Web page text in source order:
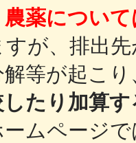
農薬につい
すが、排出
解等が起こり
たり加算
ムページ